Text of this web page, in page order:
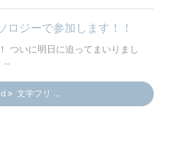
ジーで参加します！！
ついに明日に迫ってまいりまし
...
文学フリ ...